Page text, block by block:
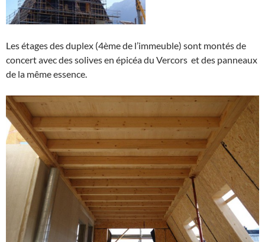
Les étages des duplex (4ème de l’immeuble) sont montés de
concert avec des solives en épicéa du Vercors et des panneaux
de la même essence.